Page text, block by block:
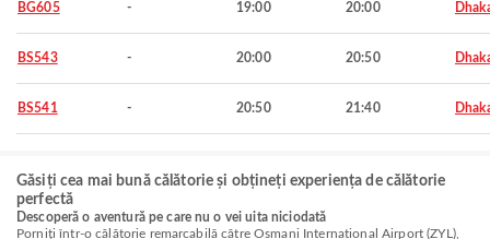
BG605 - 19:00 20:00
BS543 - 20:00 20:50
BS541 - 20:50 21:40
Găsiți cea mai bună călătorie și obțineți experiența de călătorie
perfectă
Descoperă o aventură pe care nu o vei uita niciodată
Porniți într-o călătorie remarcabilă către Osmani International Airport (ZYL),